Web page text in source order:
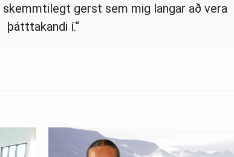
gerst sem mig lang­ar að vera
þátt­tak­andi í.“